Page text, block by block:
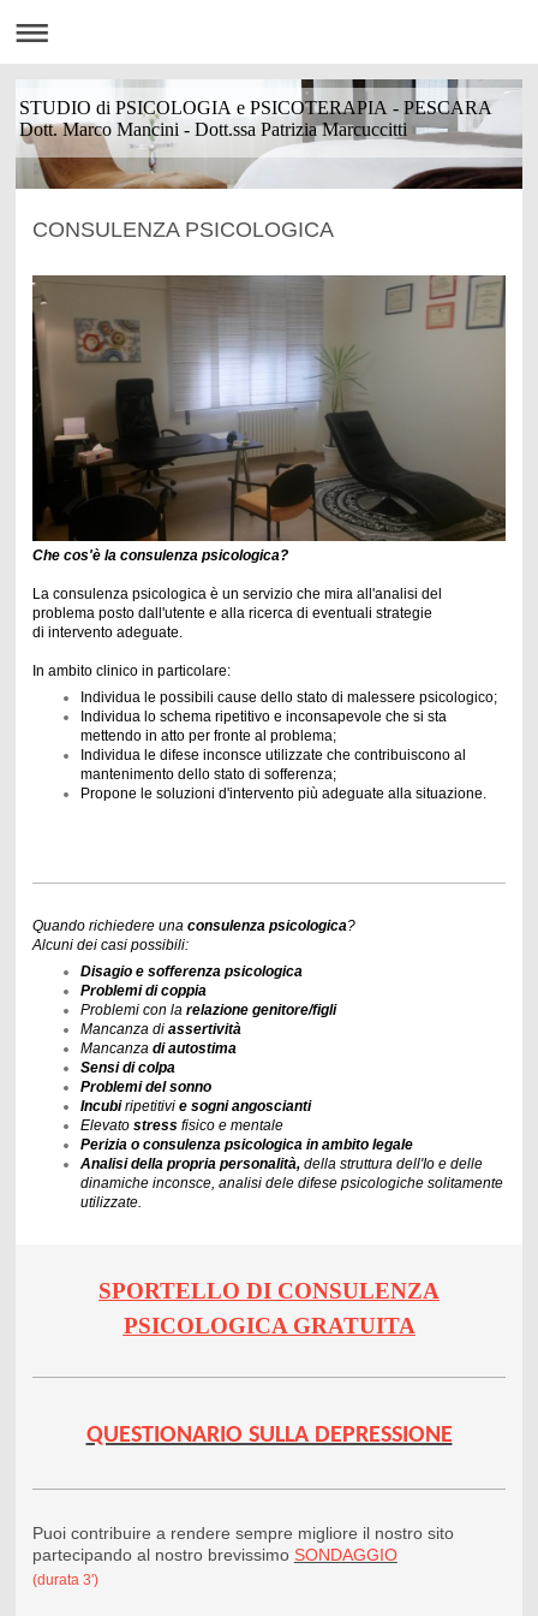
STUDIO di PSICOLOGIA e PSICOTERAPIA - PESCARA
Dott. Marco Mancini - Dott.ssa Patrizia Marcuccitti
CONSULENZA PSICOLOGICA
Che cos'è la consulenza psicologica?
La consulenza psicologica è un servizio che mira all'analisi del
problema posto dall'utente e alla ricerca di eventuali strategie
di intervento adeguate.
In ambito clinico in particolare:
Individua le possibili cause dello stato di malessere psicologico;
Individua lo schema ripetitivo e inconsapevole che si sta
mettendo in atto per fronte al problema;
Individua le difese inconsce utilizzate che contribuiscono al
mantenimento dello stato di sofferenza;
Propone le soluzioni d'intervento più adeguate alla situazione.
Quando richiedere una consulenza psicologica?
Alcuni dei casi possibili:
Disagio e sofferenza psicologica
Problemi di coppia
Problemi con la relazione genitore/figli
Mancanza di assertività
Mancanza di autostima
Sensi di colpa
Problemi del sonno
Incubiripetitivi e sogni angoscianti
Elevato stressfisico e mentale
Perizia o consulenza psicologica in ambito legale
Analisi della propria personalità,della struttura dell'Io e delle
dinamiche inconsce, analisi dele difese psicologiche solitamente
utilizzate.
SPORTELLO DI CONSULENZA
PSICOLOGICA GRATUITA
QUESTIONARIO SULLA DEPRESSIONE
Puoi contribuire a rendere sempre migliore il nostro sito
partecipando al nostro brevissimo SONDAGGIO
(durata 3')